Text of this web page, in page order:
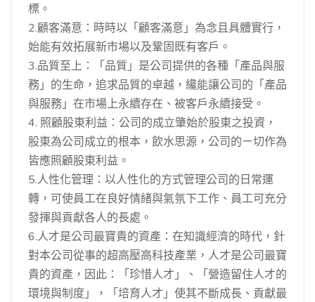
標。
2.顧客滿意：時時以「顧客滿意」為念且具體實行，
始能有效拓展新市場以及鞏固既有客戶。
3.品質至上：「品質」是公司提供的各種「產品與服
務」的生命，追求品質的卓越，纔能讓公司的「產品
與服務」在市場上永續存在、被客戶永續接受。
4. 照顧股東利益：公司的成立肇始於股東之投資，
股東為公司成立的根本，飲水思源，公司的ㄧ切作為
皆應照顧股東利益。
5.人性化管理：以人性化的方式管理公司的日常運
轉，可使員工在良好情緒與氣氛下工作、員工可充分
發揮與貢獻各人的長處。
6.人才是公司最寶貴的資產：在知識經濟的時代，針
對本公司從事的超高壓高科技產業，人才是公司最寶
貴的資產，因此：「珍惜人才」、「營造留住人才的
環境與制度」，「培育人才」使其不斷成長、貢獻最